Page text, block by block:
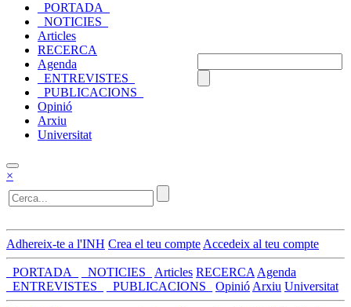
_PORTADA_
_NOTICIES_
Articles
RECERCA
Agenda
_ENTREVISTES_
_PUBLICACIONS_
Opinió
Arxiu
Universitat
×
Adhereix-te a l'INH Crea el teu compte Accedeix al teu compte
_PORTADA_ _NOTICIES_ Articles RECERCA Agenda
_ENTREVISTES_
_PUBLICACIONS_ Opinió Arxiu Universitat